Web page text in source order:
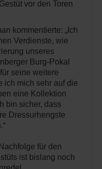
vor den Toren
kommentierte: „Ich
Verdienste, wie
unseres
Burg-Pokal
seine weitere
ich mich sehr auf die
eine Kollektion
bin sicher, dass
Dressurhengste
für den
ist bislang noch